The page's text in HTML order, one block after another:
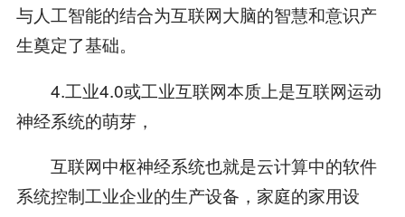
与人工智能的结合为互联网大脑的智慧和意识产
生奠定了基础。
4.工业4.0或工业互联网本质上是互联网运动
神经系统的萌芽，
互联网中枢神经系统也就是云计算中的软件
系统控制工业企业的生产设备，家庭的家用设